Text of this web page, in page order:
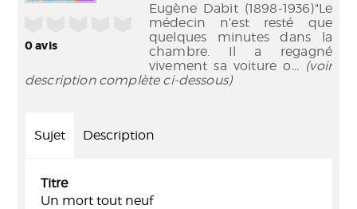
0avis
Eugène Dabit (1898-1936)"Le
médecin n’est resté que
quelques minutes dans la
chambre. Il a regagné
vivement sa voiture o... (voir
description complète ci-dessous)
Sujet Description
Titre
Un mort tout neuf